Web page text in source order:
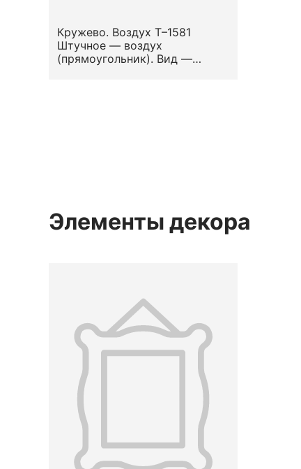
Кружево. Воздух Т–1581
Штучное — воздух
(прямоугольник). Вид —
Элементы декора